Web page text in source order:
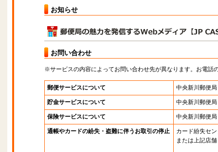
お知らせ
お問い合わせ
※サービスの内容によってお問い合わせ先が異なります。お電話
郵便サービスについて 中央新川郵便局
貯金サービスについて 中央新川郵便局
保険サービスについて 中央新川郵便局
通帳やカードの紛失・盗難に伴うお取引の停止
カード紛失セ
または上記店舗